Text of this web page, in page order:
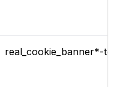
real_cookie_banner*-tcf